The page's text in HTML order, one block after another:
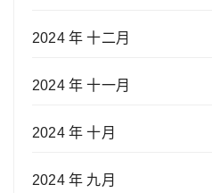
2024 年 十二月
2024 年 十一月
2024 年 十月
2024 年 九月